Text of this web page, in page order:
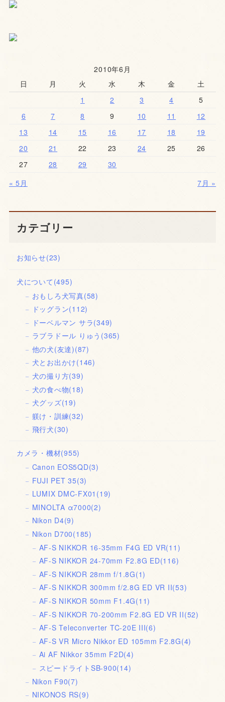
2010年6月
日
月 火 水 木 金
土
1
2 3 4
5
6
7 8 9 10 11
12
13
14 15 16 17 18
19
20
21 22 23 24 25
26
27
28 29
30
« 5月
7月 »
カテゴリー
お知らせ(23)
犬について (495)
おもしろ犬写真(58)
ドッグラン(112)
ドーベルマン サラ(349)
ラブラドール りゅう (365)
他の犬(友達)(87)
犬とお出かけ(146)
犬の撮り方(39)
犬の食べ物(18)
犬グッズ(19)
躾け・訓練(32)
飛行犬(30)
カメラ・機材(955)
Canon EOS5QD(3)
FUJI PET 35(3)
LUMIX DMC-FX01 (19)
MINOLTA α7000(2)
Nikon D4(9)
Nikon D700(185)
AF-S NIKKOR 16-35mm F4G ED VR(11)
AF-S NIKKOR 24-70mm F2.8G ED(116)
AF-S NIKKOR 28mm f/1.8G(1)
AF-S NIKKOR 300mm f/2.8G ED VR II(53)
AF-S NIKKOR 50mm F1.4G(11)
AF-S NIKKOR 70-200mm F2.8G ED VR II(52)
AF-S Teleconverter TC-20E III(6)
AF-S VR Micro Nikkor ED 105mm F2.8G(4)
Ai AF Nikkor 35mm F2D(4)
スピードライトSB-900(14)
Nikon F90(7)
NIKONOS RS(9)